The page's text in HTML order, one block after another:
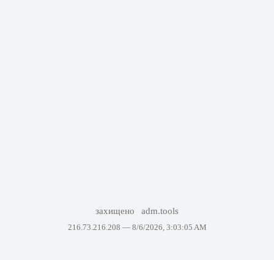
захищено adm.tools
216.73.216.208 — 8/6/2026, 3:03:05 AM